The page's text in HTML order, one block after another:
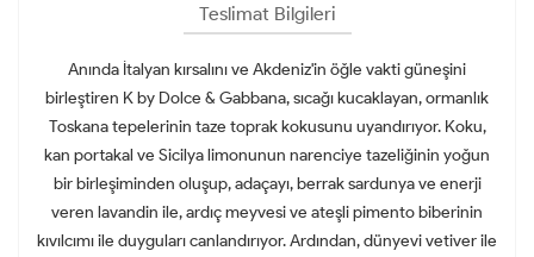
Teslimat Bilgileri
Anında İtalyan kırsalını ve Akdeniz'in öğle vakti güneşini
birleştiren K by Dolce & Gabbana, sıcağı kucaklayan, ormanlık
Toskana tepelerinin taze toprak kokusunu uyandırıyor. Koku,
kan portakal ve Sicilya limonunun narenciye tazeliğinin yoğun
bir birleşiminden oluşup, adaçayı, berrak sardunya ve enerji
veren lavandin ile, ardıç meyvesi ve ateşli pimento biberinin
kıvılcımı ile duyguları canlandırıyor. Ardından, dünyevi vetiver ile